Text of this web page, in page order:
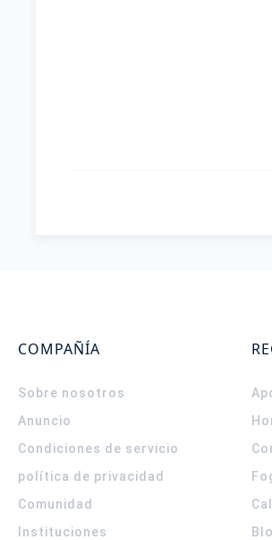
COMPAÑÍA
Sobre nosotros
Anuncio
Condiciones de servicio
política de privacidad
Comunidad
Instituciones